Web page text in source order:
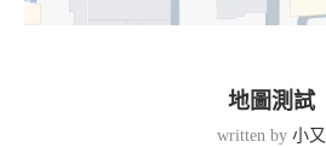
地圖測試
written by 小又